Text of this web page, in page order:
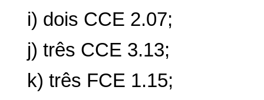
i) dois CCE 2.07;
j) três CCE 3.13;
k) três FCE 1.15;